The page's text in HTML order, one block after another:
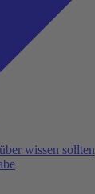
wissen sollten